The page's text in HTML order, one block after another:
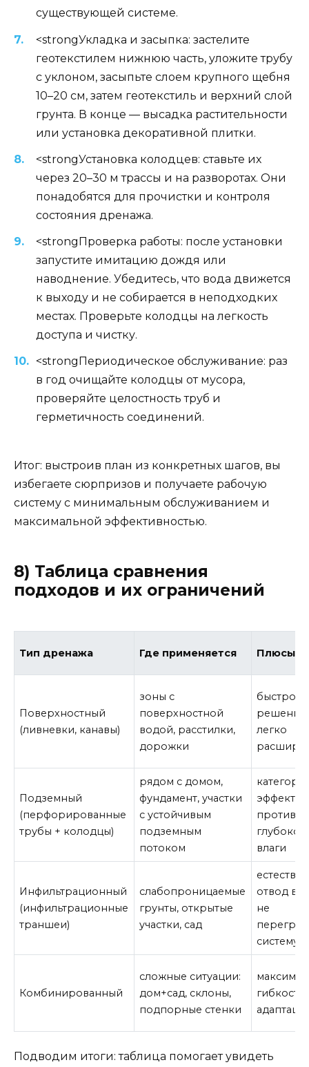
существующей системе.
<strongУкладка и засыпка: застелите
геотекстилем нижнюю часть, уложите трубу
с уклоном, засыпьте слоем крупного щебня
10–20 см, затем геотекстиль и верхний слой
грунта. В конце — высадка растительности
или установка декоративной плитки.
<strongУстановка колодцев: ставьте их
через 20–30 м трассы и на разворотах. Они
понадобятся для прочистки и контроля
состояния дренажа.
<strongПроверка работы: после установки
запустите имитацию дождя или
наводнение. Убедитесь, что вода движется
к выходу и не собирается в неподходких
местах. Проверьте колодцы на легкость
доступа и чистку.
<strongПериодическое обслуживание: раз
в год очищайте колодцы от мусора,
проверяйте целостность труб и
герметичность соединений.
Итог: выстроив план из конкретных шагов, вы
избегаете сюрпризов и получаете рабочую
систему с минимальным обслуживанием и
максимальной эффективностью.
8) Таблица сравнения
подходов и их ограничений
Тип дренажа Где применяется Плюсы
Поверхностный
(ливневки, канавы)
зоны с
поверхностной
водой, расстилки,
дорожки
быстрое
решение,
легко
Подземный
(перфорированные
трубы + колодцы)
рядом с домом,
фундамент, участки
с устойчивым
подземным
потоком
против
глубокой
влаги
Инфильтрационный
(инфильтрационные
траншеи)
слабопроницаемые
грунты, открытые
участки, сад
отвод
не
систему
Комбинированный
сложные ситуации:
дом+сад, склоны,
подпорные стенки
гибкость
Подводим итоги: таблица помогает увидеть